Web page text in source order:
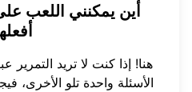
أين يمكنني اللعب
هنا! إذا كنت لا تريد
الأسئلة واحدة تلو الأخرى،